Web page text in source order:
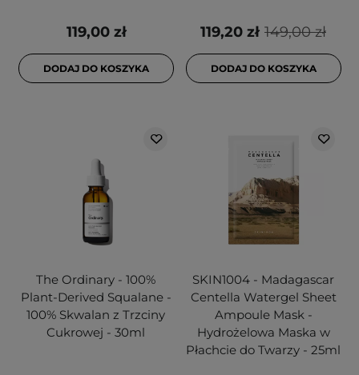
119,00 zł
DODAJ DO KOSZYKA
149,00 zł
119,20 zł
DODAJ DO KOSZYKA
The Ordinary - 100%
Plant-Derived Squalane -
100% Skwalan z Trzciny
Cukrowej - 30ml
SKIN1004 - Madagascar
Centella Watergel Sheet
Ampoule Mask -
Hydrożelowa Maska w
Płachcie do Twarzy - 25ml